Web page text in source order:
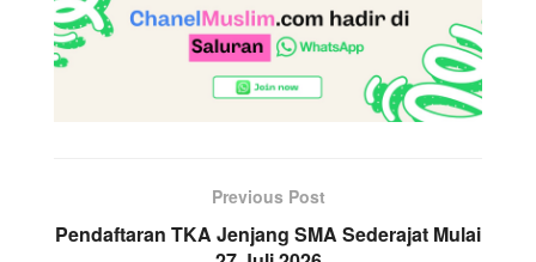
Previous Post
Pendaftaran TKA Jenjang SMA Sederajat Mulai